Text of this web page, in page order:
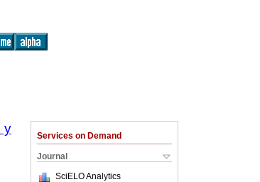
Services on Demand
Journal
SciELO Analytics
y